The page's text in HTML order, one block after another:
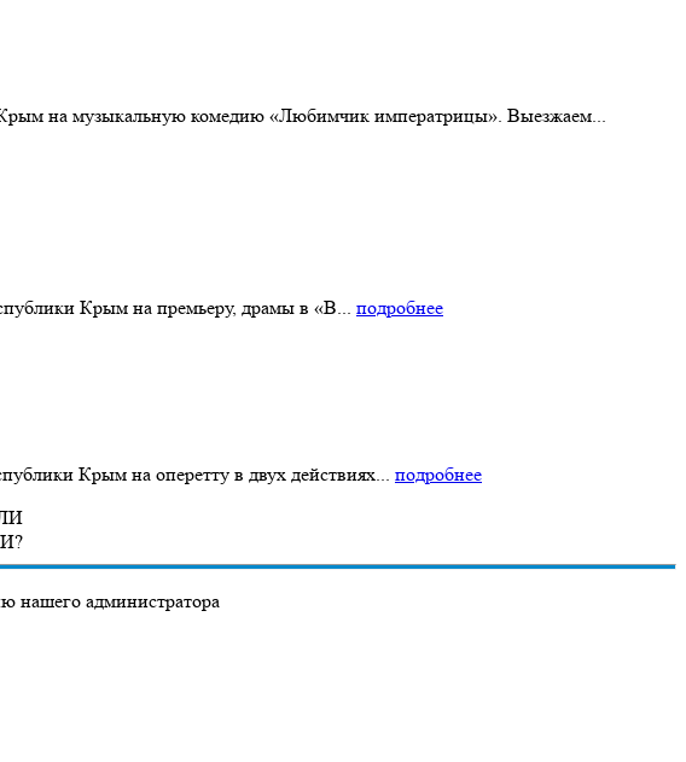
Крым на музыкальную комедию «Любимчик императрицы». Выезжаем...
Крым на премьеру, драмы в «В... подробнее
Крым на оперетту в двух действиях... подробнее
нашего администратора